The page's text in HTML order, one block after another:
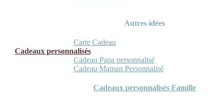
Autres idées
Carte Cadeau
Cadeaux personnalisés
Cadeau Papa personnalisé
Cadeau Maman Personnalisé
Cadeaux personnalisés Famille